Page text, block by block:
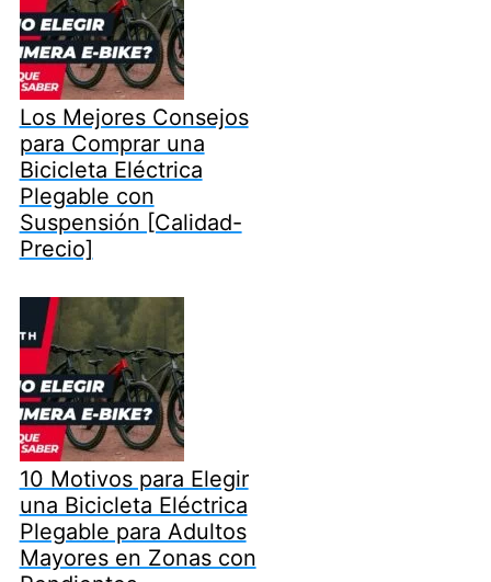
Los Mejores Consejos
para Comprar una
Bicicleta Eléctrica
Plegable con
Suspensión [Calidad-
Precio]
10 Motivos para Elegir
una Bicicleta Eléctrica
Plegable para Adultos
Mayores en Zonas con